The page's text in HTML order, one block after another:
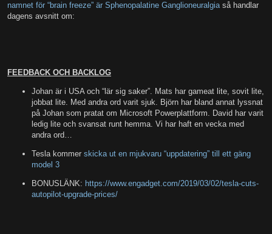
namnet för “brain freeze” är Sphenopalatine Ganglioneuralgiaså handlar
dagens avsnitt om:
FEEDBACK OCH BACKLOG
Johan är i USA och “lär sig saker”. Mats har gameat lite, sovit lite,
jobbat lite. Med andra ord varit sjuk. Björn har bland annat lyssnat
på Johan som pratat om Microsoft Powerplattform. David har varit
ledig lite och svansat runt hemma. Vi har haft en vecka med
andra ord…
Tesla kommer skicka ut en mjukvaru “uppdatering” till ett gäng
model 3
BONUSLÄNK: https://www.engadget.com/2019/03/02/tesla-cuts-
autopilot-upgrade-prices/